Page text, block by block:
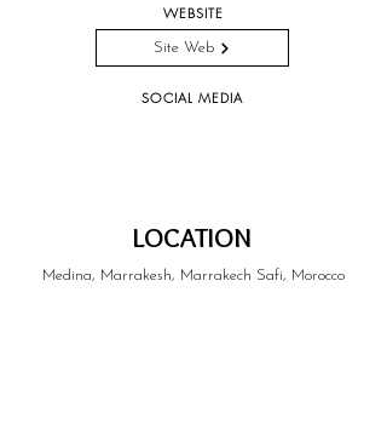
WEBSITE
Site Web
SOCIAL MEDIA
LOCATION
Medina, Marrakesh, Marrakech Safi, Morocco